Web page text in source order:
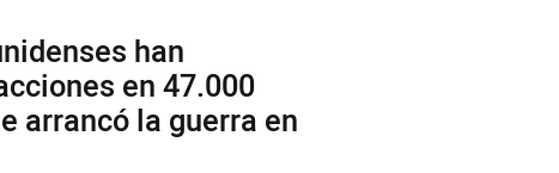
han
en 47.000
arrancó la guerra en